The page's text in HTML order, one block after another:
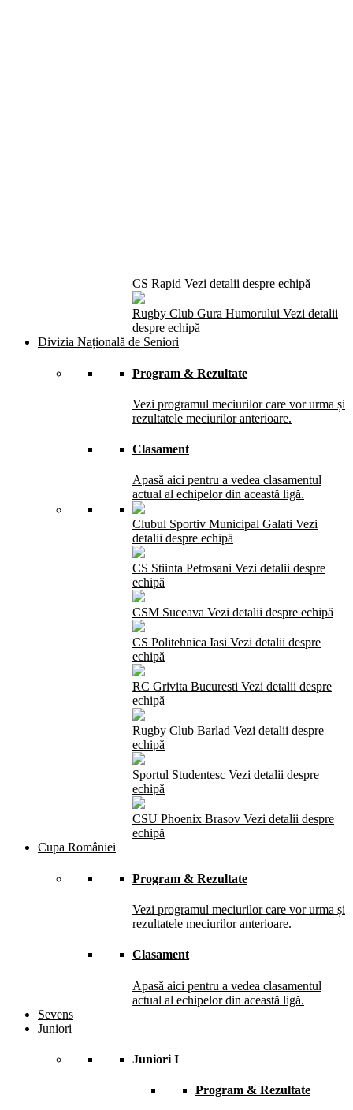
CS Rapid Vezi detalii despre echipă
Rugby Club Gura Humorului Vezi detalii
despre echipă
Divizia Națională de Seniori
Program & Rezultate
Vezi programul meciurilor care vor urma și
rezultatele meciurilor anterioare.
Clasament
Apasă aici pentru a vedea clasamentul
actual al echipelor din această ligă.
Clubul Sportiv Municipal Galati Vezi
detalii despre echipă
CS Stiinta Petrosani Vezi detalii despre
echipă
CSM Suceava Vezi detalii despre echipă
CS Politehnica Iasi Vezi detalii despre
echipă
RC Grivita Bucuresti Vezi detalii despre
echipă
Rugby Club Barlad Vezi detalii despre
echipă
Sportul Studentesc Vezi detalii despre
echipă
CSU Phoenix Brasov Vezi detalii despre
echipă
Cupa României
Program & Rezultate
Vezi programul meciurilor care vor urma și
rezultatele meciurilor anterioare.
Clasament
Apasă aici pentru a vedea clasamentul
actual al echipelor din această ligă.
Sevens
Juniori
Juniori I
Program & Rezultate